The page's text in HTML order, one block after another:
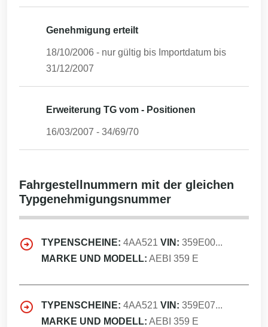
Genehmigung erteilt
18/10/2006 - nur gültig bis Importdatum bis
31/12/2007
Erweiterung TG vom - Positionen
16/03/2007 - 34/69/70
Fahrgestellnummern mit der gleichen
Typgenehmigungsnummer
TYPENSCHEINE: 4AA521 VIN: 359E00...
MARKE UND MODELL: AEBI 359 E
TYPENSCHEINE: 4AA521 VIN: 359E07...
MARKE UND MODELL: AEBI 359 E